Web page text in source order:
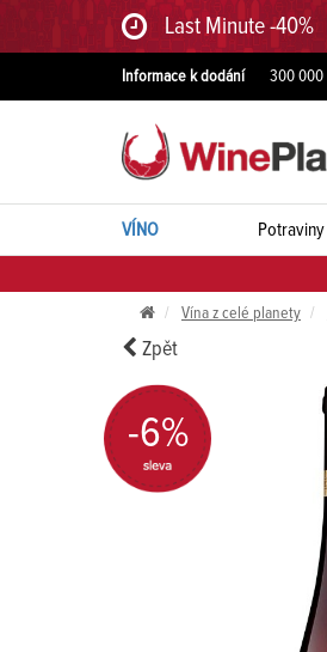
Last Minute -40%
Informace k dodání 300 000
VÍNO Potraviny
Vína z celé planety
Zpět
-6%